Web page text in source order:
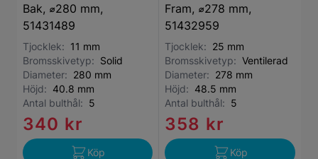
Bak, ⌀280 mm,
51431489
Tjocklek: 11 mm
Bromsskivetyp: Solid
Diameter: 280 mm
Höjd: 40.8 mm
Antal bulthål: 5
340 kr
Köp
Fram, ⌀278 mm,
51432959
Tjocklek: 25 mm
Bromsskivetyp: Ventilerad
Diameter: 278 mm
Höjd: 48.5 mm
Antal bulthål: 5
358 kr
Köp